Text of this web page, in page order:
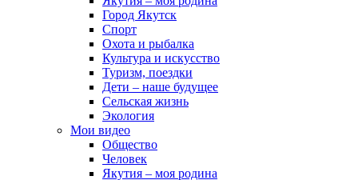
Город Якутск
Спорт
Охота и рыбалка
Культура и искусство
Туризм, поездки
Дети – наше будущее
Сельская жизнь
Экология
Мои видео
Общество
Человек
Якутия – моя родина